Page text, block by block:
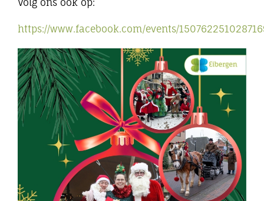
Volg ons ook op:
https://www.facebook.com/events/